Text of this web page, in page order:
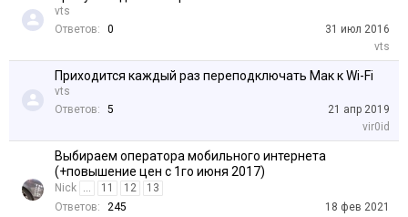
vts
Ответов:
0
31 июл 2016
vts
Приходится каждый раз переподключать Maк к Wi-Fi
vts
Ответов:
5
21 апр 2019
vir0id
Выбираем оператора мобильного интернета
(+повышение цен с 1го июня 2017)
Nick ... 11 12
13
Ответов:
245
18 фев 2021